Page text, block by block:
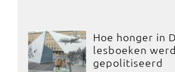
Hoe honger in
lesboeken werd
gepolitiseerd